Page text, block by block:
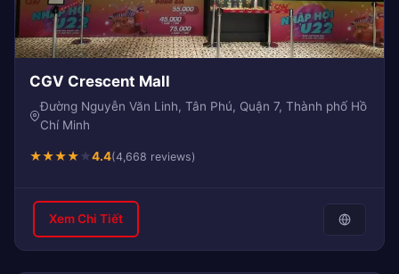
CGV Crescent Mall
Đường Nguyễn Văn Linh, Tân Phú, Quận 7, Thành phố Hồ
Chí Minh
★★★★★4.4(4,668 reviews)
Xem Chi Tiết